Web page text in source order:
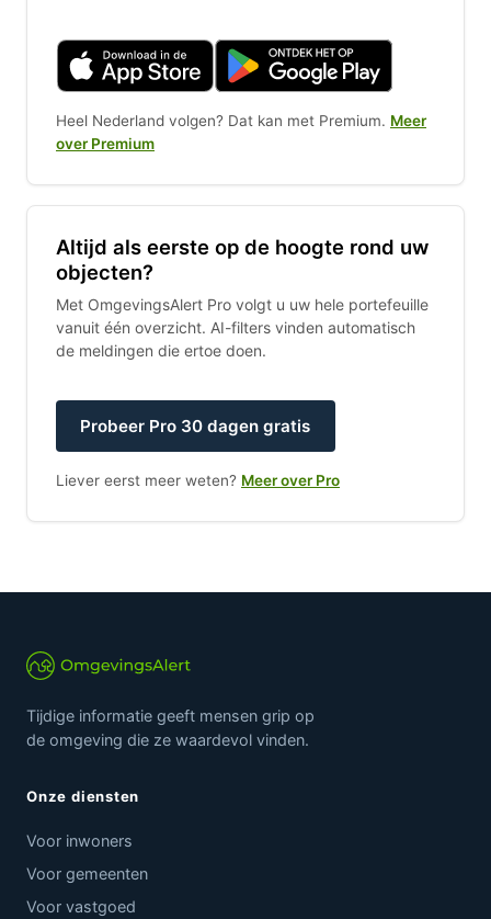
Heel Nederland volgen? Dat kan met Premium. Meer
over Premium
Altijd als eerste op de hoogte rond uw
objecten?
Met OmgevingsAlert Pro volgt u uw hele portefeuille
vanuit één overzicht. AI-filters vinden automatisch
de meldingen die ertoe doen.
Probeer Pro 30 dagen gratis
Liever eerst meer weten? Meer over Pro
Tijdige informatie geeft mensen grip op
de omgeving die ze waardevol vinden.
Onze diensten
Voor inwoners
Voor gemeenten
Voor vastgoed